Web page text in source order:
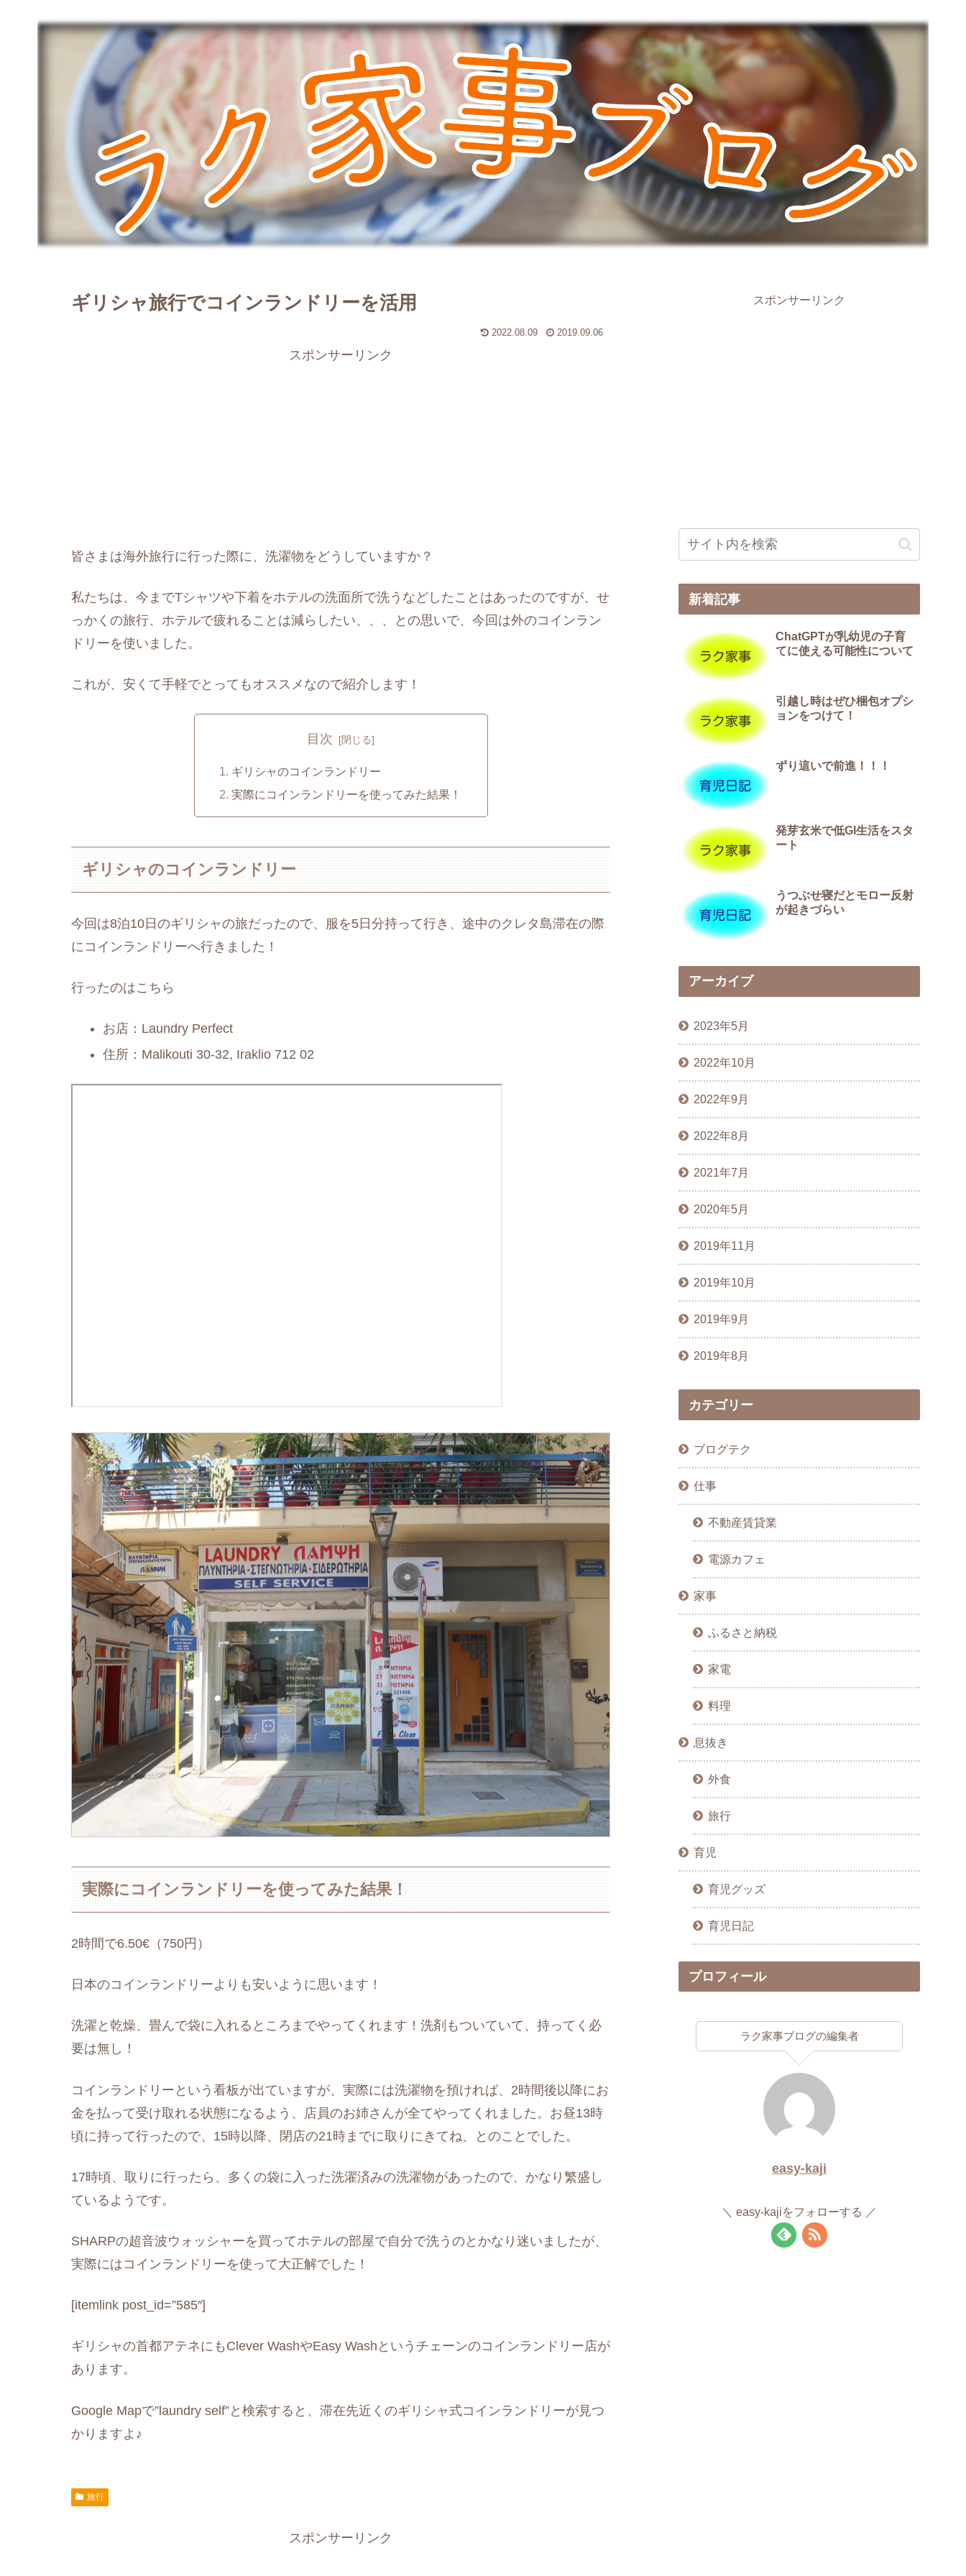
ギリシャ旅行でコインランドリーを活用
2022.08.09 2019.09.06
スポンサーリンク
皆さまは海外旅行に行った際に、洗濯物をどうしていますか？
私たちは、今までTシャツや下着をホテルの洗面所で洗うなどしたことはあったのですが、せ
っかくの旅行、ホテルで疲れることは減らしたい、、、との思いで、今回は外のコインラン
ドリーを使いました。
これが、安くて手軽でとってもオススメなので紹介します！
目次
ギリシャのコインランドリー
実際にコインランドリーを使ってみた結果！
ギリシャのコインランドリー
今回は8泊10日のギリシャの旅だったので、服を5日分持って行き、途中のクレタ島滞在の際
にコインランドリーへ行きました！
行ったのはこちら
お店：Laundry Perfect
住所：Malikouti 30-32, Iraklio 712 02
実際にコインランドリーを使ってみた結果！
2時間で6.50€（750円）
日本のコインランドリーよりも安いように思います！
洗濯と乾燥、畳んで袋に入れるところまでやってくれます！洗剤もついていて、持ってく必
要は無し！
コインランドリーという看板が出ていますが、実際には洗濯物を預ければ、2時間後以降にお
金を払って受け取れる状態になるよう、店員のお姉さんが全てやってくれました。お昼13時
頃に持って行ったので、15時以降、閉店の21時までに取りにきてね、とのことでした。
17時頃、取りに行ったら、多くの袋に入った洗濯済みの洗濯物があったので、かなり繁盛し
ているようです。
SHARPの超音波ウォッシャーを買ってホテルの部屋で自分で洗うのとかなり迷いましたが、
実際にはコインランドリーを使って大正解でした！
[itemlink post_id=”585″]
ギリシャの首都アテネにもClever WashやEasy Washというチェーンのコインランドリー店が
あります。
Google Mapで”laundry self”と検索すると、滞在先近くのギリシャ式コインランドリーが見つ
かりますよ♪
旅行
スポンサーリンク
スポンサーリンク
新着記事
ChatGPTが乳幼児の子育
てに使える可能性について
引越し時はぜひ梱包オプシ
ョンをつけて！
ずり這いで前進！！！
発芽玄米で低GI生活をスタ
ート
うつぶせ寝だとモロー反射
が起きづらい
アーカイブ
2023年5月
2022年10月
2022年9月
2022年8月
2021年7月
2020年5月
2019年11月
2019年10月
2019年9月
2019年8月
カテゴリー
ブログテク
仕事
不動産賃貸業
電源カフェ
家事
ふるさと納税
家電
料理
息抜き
外食
旅行
育児
育児グッズ
育児日記
プロフィール
ラク家事ブログの編集者
easy-kaji
easy-kajiをフォローする